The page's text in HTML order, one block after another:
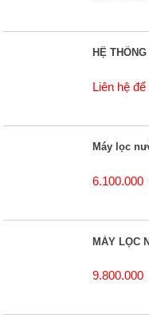
HỆ
Liên hệ
Máy lọc
6.100.000
MÁY LỌC
9.800.000